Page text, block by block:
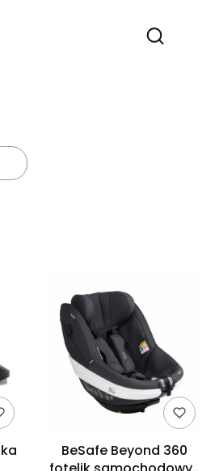
Otwórz
BeSafe Beyond 360